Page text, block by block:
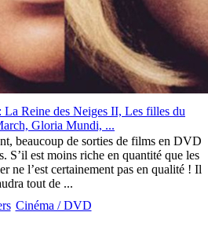
Reine des Neiges II, Les filles du
Gloria Mundi, ...
beaucoup de sorties de films en DVD
S’il est moins riche en quantité que les
ne l’est certainement pas en qualité ! Il
tout de ...
Cinéma / DVD